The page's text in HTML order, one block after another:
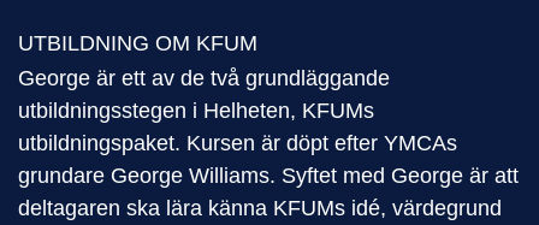
UTBILDNING OM KFUM
George är ett av de två grundläggande
utbildningsstegen i Helheten, KFUMs
utbildningspaket. Kursen är döpt efter YMCAs
grundare George Williams. Syftet med George är att
deltagaren ska lära känna KFUMs idé, värdegrund